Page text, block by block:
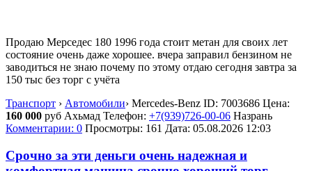
Продаю Мерседес 180 1996 года стоит метан для своих лет
состояние очень даже хорошее. вчера заправил бензином не
заводиться не знаю почему по этому отдаю сегодня завтра за
150 тыс без торг с учёта
Транспорт › Автомобили› Mercedes-Benz ID: 7003686 Цена:
160 000 руб Ахьмад Телефон: +7(939)726-00-06 Назрань
Комментарии: 0 Просмотры: 161 Дата: 05.08.2026 12:03
Срочно за эти деньги очень надежная и